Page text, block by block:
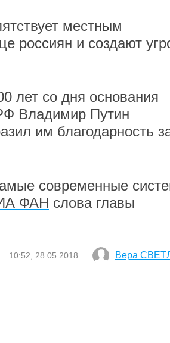
местным
россиян и создают
лет со дня основания
Владимир Путин
им благодарность
современные
ФАН слова главы
10:52, 28.05.2018 Вера